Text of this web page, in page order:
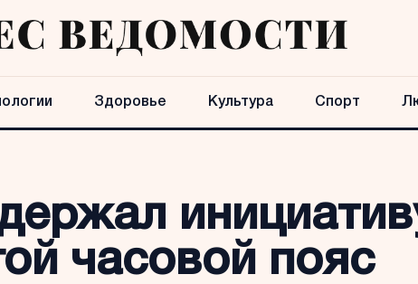
Здоровье Культура Спорт
часовой пояс